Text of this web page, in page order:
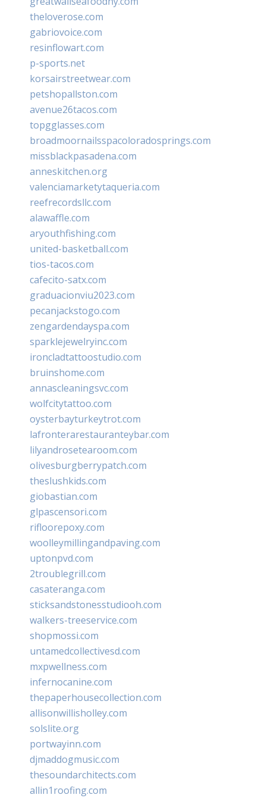
theloverose.com
gabriovoice.com
resinflowart.com
p-sports.net
korsairstreetwear.com
petshopallston.com
avenue26tacos.com
topgglasses.com
broadmoornailsspacoloradosprings.com
missblackpasadena.com
anneskitchen.org
valenciamarketytaqueria.com
reefrecordsllc.com
alawaffle.com
aryouthfishing.com
united-basketball.com
tios-tacos.com
cafecito-satx.com
graduacionviu2023.com
pecanjackstogo.com
zengardendayspa.com
sparklejewelryinc.com
ironcladtattoostudio.com
bruinshome.com
annascleaningsvc.com
wolfcitytattoo.com
oysterbayturkeytrot.com
lafronterarestauranteybar.com
lilyandrosetearoom.com
olivesburgberrypatch.com
theslushkids.com
giobastian.com
glpascensori.com
rifloorepoxy.com
woolleymillingandpaving.com
uptonpvd.com
2troublegrill.com
casateranga.com
sticksandstonesstudiooh.com
walkers-treeservice.com
shopmossi.com
untamedcollectivesd.com
mxpwellness.com
infernocanine.com
thepaperhousecollection.com
allisonwillisholley.com
solslite.org
portwayinn.com
djmaddogmusic.com
thesoundarchitects.com
allin1roofing.com